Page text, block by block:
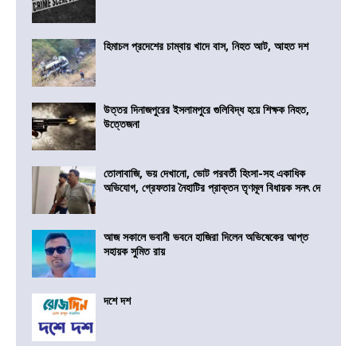
হিমাচল প্রদেশের চাম্বায় খাদে বাস, নিহত আট, আহত দশ
উত্তর দিনাজপুরের ইসলামপুরে গুলিবিদ্ধ হয়ে শিক্ষক নিহত,
উত্তেজনা
তোলাবাজি, ভয় দেখানো, ভোট পরবর্তী হিংসা-সহ একাধিক
অভিযোগ, গ্রেফতার নৈহাটির প্রাক্তন তৃণমূল বিধায়ক সনৎ দে
আজ সকালে ভবানী ভবনে হাজিরা দিলেন অভিষেকের আপ্ত
সহায়ক সুমিত রায়
দশে দশ